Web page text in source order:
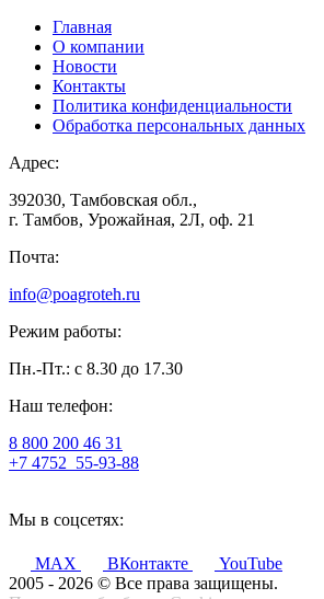
Главная
О компании
Новости
Контакты
Политика конфиденциальности
Обработка персональных данных
Адрес:
392030, Тамбовская обл.,
г. Тамбов, Урожайная, 2Л, оф. 21
Почта:
info@poagroteh.ru
Режим работы:
Пн.-Пт.: с 8.30 до 17.30
Наш телефон:
8 800 200 46 31
+7 4752 55-93-88
Мы в соцсетях:
MAX ВКонтакте
YouTube
2005 - 2026 © Все права защищены.